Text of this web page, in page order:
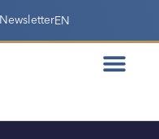
NewsletterEN